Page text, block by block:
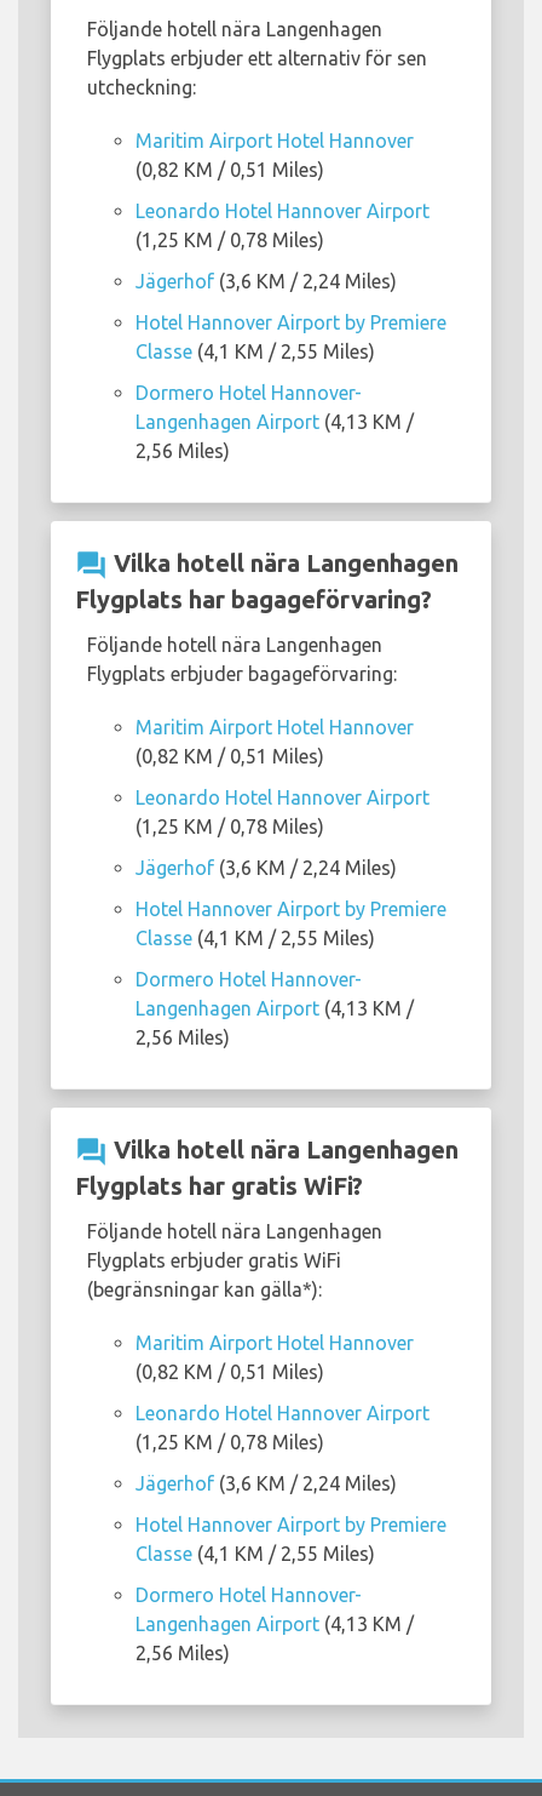
Följande hotell nära Langenhagen
Flygplats erbjuder ett alternativ för sen
utcheckning:
Maritim Airport Hotel Hannover
(0,82 KM / 0,51 Miles)
Leonardo Hotel Hannover Airport
(1,25 KM / 0,78 Miles)
Jägerhof (3,6 KM / 2,24 Miles)
Hotel Hannover Airport by Premiere
Classe (4,1 KM / 2,55 Miles)
Dormero Hotel Hannover-
Langenhagen Airport (4,13 KM /
2,56 Miles)
question_answer Vilka hotell nära Langenhagen
Flygplats har bagageförvaring?
Följande hotell nära Langenhagen
Flygplats erbjuder bagageförvaring:
Maritim Airport Hotel Hannover
(0,82 KM / 0,51 Miles)
Leonardo Hotel Hannover Airport
(1,25 KM / 0,78 Miles)
Jägerhof (3,6 KM / 2,24 Miles)
Hotel Hannover Airport by Premiere
Classe (4,1 KM / 2,55 Miles)
Dormero Hotel Hannover-
Langenhagen Airport (4,13 KM /
2,56 Miles)
question_answer Vilka hotell nära Langenhagen
Flygplats har gratis WiFi?
Följande hotell nära Langenhagen
Flygplats erbjuder gratis WiFi
(begränsningar kan gälla*):
Maritim Airport Hotel Hannover
(0,82 KM / 0,51 Miles)
Leonardo Hotel Hannover Airport
(1,25 KM / 0,78 Miles)
Jägerhof (3,6 KM / 2,24 Miles)
Hotel Hannover Airport by Premiere
Classe (4,1 KM / 2,55 Miles)
Dormero Hotel Hannover-
Langenhagen Airport (4,13 KM /
2,56 Miles)